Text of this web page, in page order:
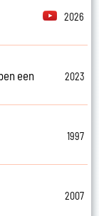
2026
een
2023
1997
2007